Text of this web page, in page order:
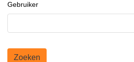
Gebruiker
Zoeken